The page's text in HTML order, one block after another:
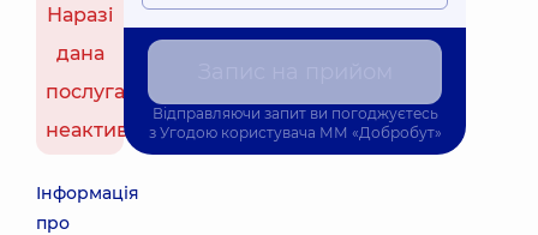
Наразі
дана
послуга
неактивна
Інформація
про
Відправляючи запит ви погоджуєтесь
з Угодою користувача ММ «Добробут»